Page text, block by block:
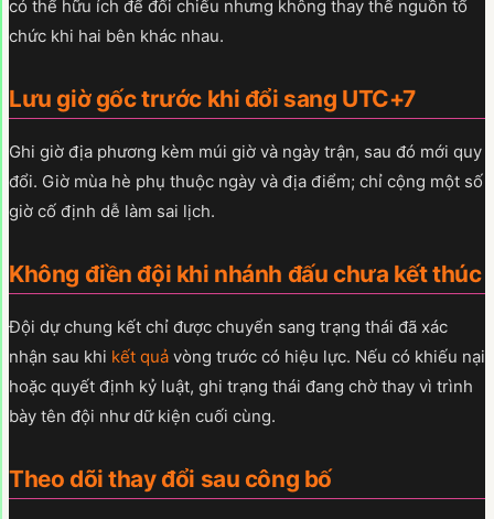
có thể hữu ích để đối chiếu nhưng không thay thế nguồn tổ
chức khi hai bên khác nhau.
Lưu giờ gốc trước khi đổi sang UTC+7
Ghi giờ địa phương kèm múi giờ và ngày trận, sau đó mới quy
đổi. Giờ mùa hè phụ thuộc ngày và địa điểm; chỉ cộng một số
giờ cố định dễ làm sai lịch.
Không điền đội khi nhánh đấu chưa kết thúc
Đội dự chung kết chỉ được chuyển sang trạng thái đã xác
nhận sau khi kết quả vòng trước có hiệu lực. Nếu có khiếu nại
hoặc quyết định kỷ luật, ghi trạng thái đang chờ thay vì trình
bày tên đội như dữ kiện cuối cùng.
Theo dõi thay đổi sau công bố